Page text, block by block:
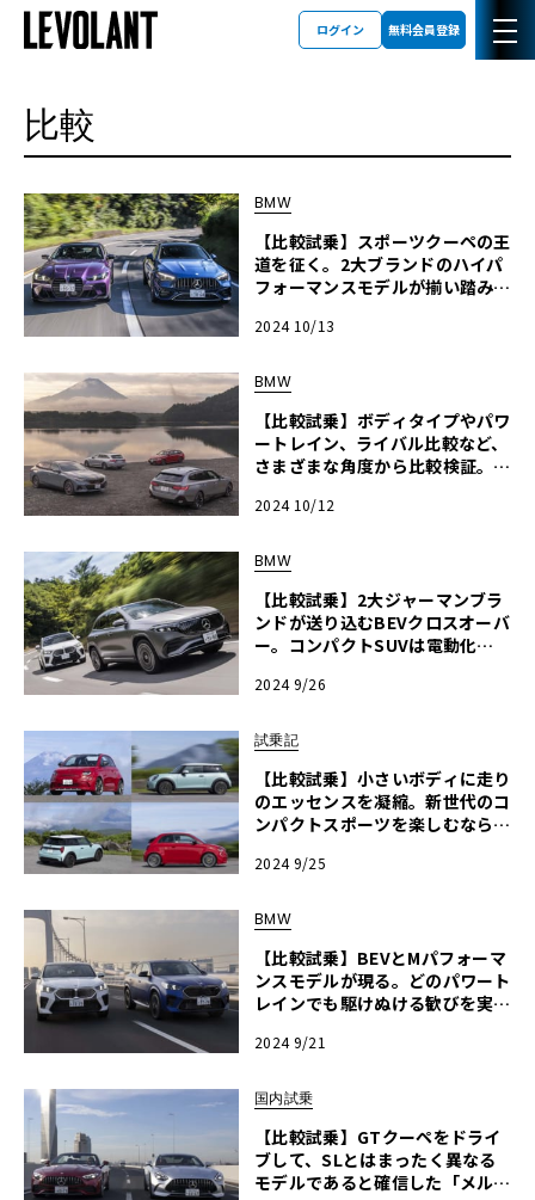
ログイン 無料会員登録
比較
BMW
【比較試乗】スポーツクーペの王
道を征く。2大ブランドのハイパ
フォーマンスモデルが揃い踏み！
G・CLE53」
2024 10/13
BMW
【比較試乗】ボディタイプやパワ
ートレイン、ライバル比較など、
さまざまな角度から比較検証。B
「BMW・i5ツーリング vs 3シリ
ズ・ツーリング vs メルセデス・
ベンツ Eクラス・ステーションワ
ゴン」
2024 10/12
BMW
【比較試乗】2大ジャーマンブラ
ンドが送り込むBEVクロスオーバ
ー。コンパクトSUVは電動化で
W iX2 vs メルセデス・ベンツ EQ
2024 9/26
試乗記
【比較試乗】小さいボディに走り
のエッセンスを凝縮。新世代のコ
ンパクトスポーツを楽しむなら？
ミニ・クーパーS 3ドア」
2024 9/25
BMW
【比較試乗】BEVとMパフォーマ
ンスモデルが現る。どのパワート
レインでも駆けぬける歓びを実
ORT vs X2 M35i xDrive」
2024 9/21
国内試乗
【比較試乗】GTクーペをドライ
ブして、SLとはまったく異なる
モデルであると確信した「メルセ